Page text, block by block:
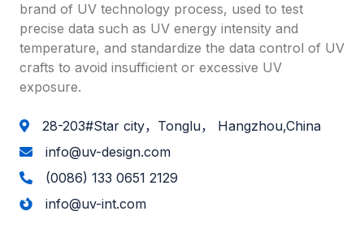
brand of UV technology process, used to test
precise data such as UV energy intensity and
temperature, and standardize the data control of UV
crafts to avoid insufficient or excessive UV
exposure.
28-203#Star city，Tonglu， Hangzhou,China
info@uv-design.com
(0086) 133 0651 2129
info@uv-int.com